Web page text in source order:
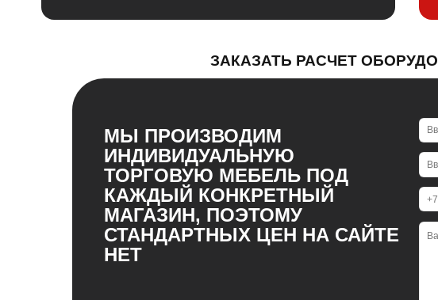
ЗАКАЗАТЬ РАСЧЕТ
МЫ ПРОИЗВОДИМ
ИНДИВИДУАЛЬНУЮ
ТОРГОВУЮ МЕБЕЛЬ ПОД
КАЖДЫЙ КОНКРЕТНЫЙ
МАГАЗИН, ПОЭТОМУ
СТАНДАРТНЫХ ЦЕН НА САЙТЕ
НЕТ